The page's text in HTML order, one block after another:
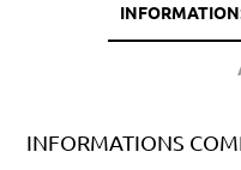
INFORMATIONS